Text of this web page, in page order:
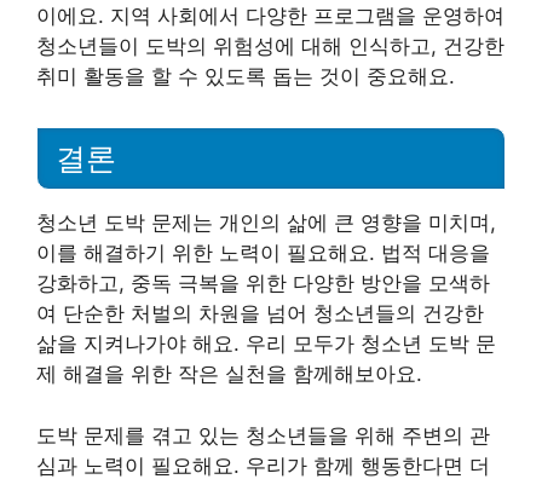
이에요. 지역 사회에서 다양한 프로그램을 운영하여
청소년들이 도박의 위험성에 대해 인식하고, 건강한
취미 활동을 할 수 있도록 돕는 것이 중요해요.
결론
청소년 도박 문제는 개인의 삶에 큰 영향을 미치며,
이를 해결하기 위한 노력이 필요해요. 법적 대응을
강화하고, 중독 극복을 위한 다양한 방안을 모색하
여 단순한 처벌의 차원을 넘어 청소년들의 건강한
삶을 지켜나가야 해요. 우리 모두가 청소년 도박 문
제 해결을 위한 작은 실천을 함께해보아요.
도박 문제를 겪고 있는 청소년들을 위해 주변의 관
심과 노력이 필요해요. 우리가 함께 행동한다면 더